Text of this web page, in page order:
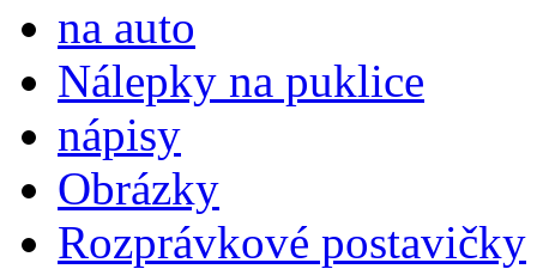
na auto
Nálepky na puklice
nápisy
Obrázky
Rozprávkové postavičky